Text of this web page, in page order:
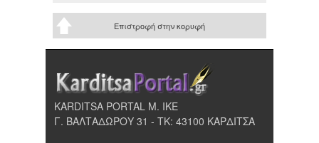
Επιστροφή στην κορυφή
KARDITSA PORTAL Μ. ΙΚΕ
Γ. ΒΑΛΤΑΔΩΡΟΥ 31 - ΤΚ: 43100 ΚΑΡΔΙΤΣΑ